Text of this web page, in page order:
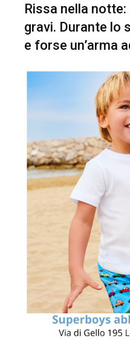
Rissa nella
gravi. Durante lo
e forse un’arma